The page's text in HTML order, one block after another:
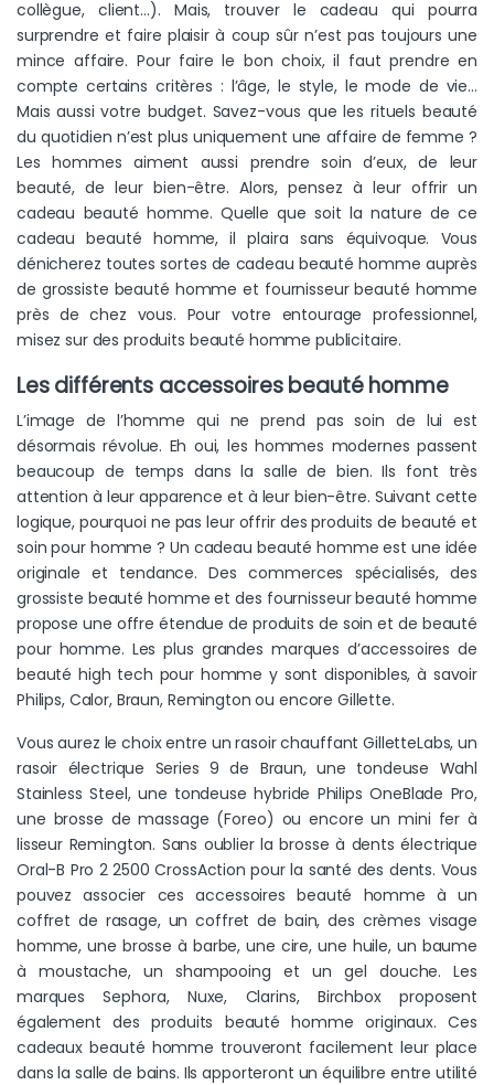
collègue, client…). Mais, trouver le cadeau qui pourra
surprendre et faire plaisir à coup sûr n’est pas toujours une
mince affaire. Pour faire le bon choix, il faut prendre en
compte certains critères : l’âge, le style, le mode de vie…
Mais aussi votre budget. Savez-vous que les rituels beauté
du quotidien n’est plus uniquement une affaire de femme ?
Les hommes aiment aussi prendre soin d’eux, de leur
beauté, de leur bien-être. Alors, pensez à leur offrir un
cadeau beauté homme. Quelle que soit la nature de ce
cadeau beauté homme, il plaira sans équivoque. Vous
dénicherez toutes sortes de cadeau beauté homme auprès
de grossiste beauté homme et fournisseur beauté homme
près de chez vous. Pour votre entourage professionnel,
misez sur des produits beauté homme publicitaire.
Les différents accessoires beauté homme
L’image de l’homme qui ne prend pas soin de lui est
désormais révolue. Eh oui, les hommes modernes passent
beaucoup de temps dans la salle de bien. Ils font très
attention à leur apparence et à leur bien-être. Suivant cette
logique, pourquoi ne pas leur offrir des produits de beauté et
soin pour homme ? Un cadeau beauté homme est une idée
originale et tendance. Des commerces spécialisés, des
grossiste beauté homme et des fournisseur beauté homme
propose une offre étendue de produits de soin et de beauté
pour homme. Les plus grandes marques d’accessoires de
beauté high tech pour homme y sont disponibles, à savoir
Philips, Calor, Braun, Remington ou encore Gillette.
Vous aurez le choix entre un rasoir chauffant GilletteLabs, un
rasoir électrique Series 9 de Braun, une tondeuse Wahl
Stainless Steel, une tondeuse hybride Philips OneBlade Pro,
une brosse de massage (Foreo) ou encore un mini fer à
lisseur Remington. Sans oublier la brosse à dents électrique
Oral-B Pro 2 2500 CrossAction pour la santé des dents. Vous
pouvez associer ces accessoires beauté homme à un
coffret de rasage, un coffret de bain, des crèmes visage
homme, une brosse à barbe, une cire, une huile, un baume
à moustache, un shampooing et un gel douche. Les
marques Sephora, Nuxe, Clarins, Birchbox proposent
également des produits beauté homme originaux. Ces
cadeaux beauté homme trouveront facilement leur place
dans la salle de bains. Ils apporteront un équilibre entre utilité